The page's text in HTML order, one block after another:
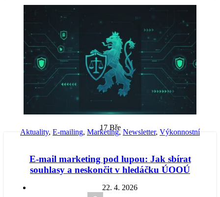
17Bře
Aktuality, E-mailing, Marketing, Newsletter, Výkonnostní
E-mail marketing pod lupou: Jak sbírat
souhlasy a neskončit v hledáčku ÚOOÚ
22. 4. 2026